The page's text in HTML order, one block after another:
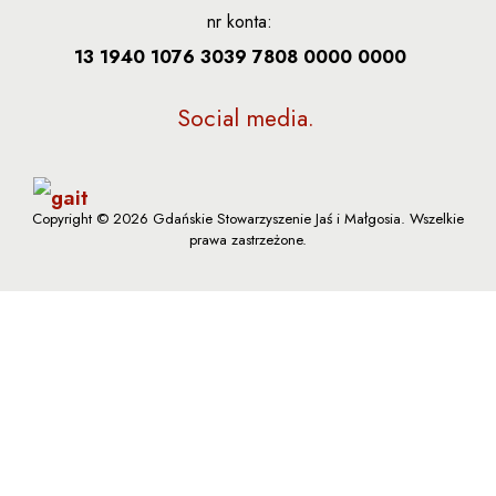
nr konta:
13 1940 1076 3039 7808 0000 0000
Social media
Copyright © 2026 Gdańskie Stowarzyszenie Jaś i Małgosia. Wszelkie
prawa zastrzeżone.